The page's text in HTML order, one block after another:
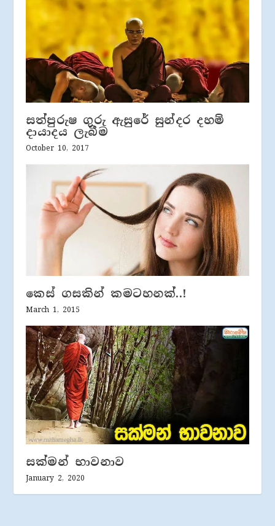
සත්පුරුෂ ගුරු ඇසුරේ සුන්දර දහම්
දායාදය ලැබීම
October 10, 2017
කෙස් ගසකින් කමටහනක්..!
March 1, 2015
සක්මන් භාවනාව
January 2, 2020